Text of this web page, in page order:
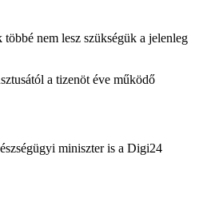
nem lesz szükségük a jelenleg
a tizenöt éve működő
miniszter is a Digi24